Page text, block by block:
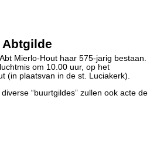
Mierlo-Hout haar 575-jarig bestaan.
om 10.00 uur, op het
(in plaatsvan in de st. Luciakerk).
“buurtgildes” zullen ook acte de